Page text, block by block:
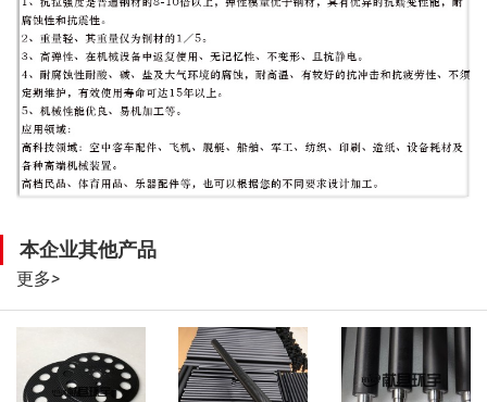
本企业其他产品
更多>